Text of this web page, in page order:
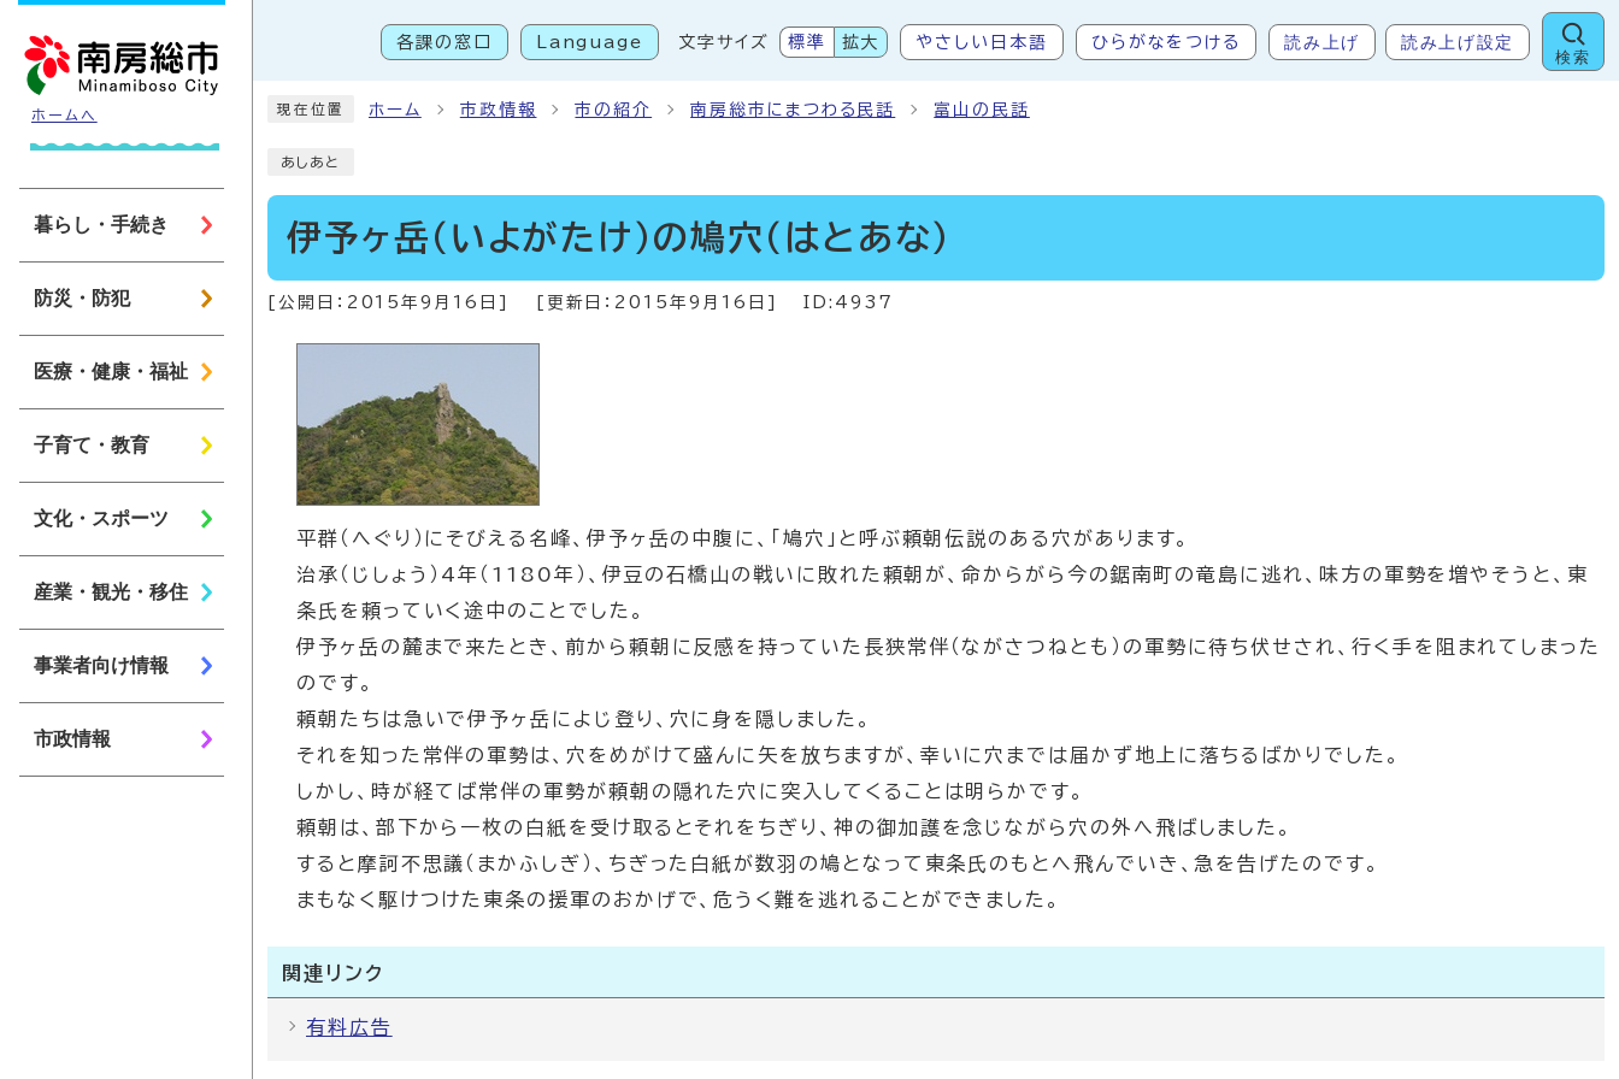
各課の窓口 Language 文字サイズ 標準 拡大 やさしい日本語 ひらがなをつける 読み上げ 読み上げ設定
検索
ホームへ
暮らし・手続き
防災・防犯
医療・健康・福祉
子育て・教育
文化・スポーツ
産業・観光・移住
事業者向け情報
市政情報
現在位置 ホーム 市政情報 市の紹介 南房総市にまつわる民話 富山の民話
あしあと
伊予ヶ岳（いよがたけ）の鳩穴（はとあな）
[公開日： 2015年9月16日 [更新日： 2015年9月16日 ID:4937
平群（へぐり）にそびえる名峰、伊予ヶ岳の中腹に、「鳩穴」と呼ぶ頼朝伝説のある穴があります。
治承（じしょう）4年（1180年）、伊豆の石橋山の戦いに敗れた頼朝が、命からがら今の鋸南町の竜島に逃れ、味方の軍勢を増やそうと、東
条氏を頼っていく途中のことでした。
伊予ヶ岳の麓まで来たとき、前から頼朝に反感を持っていた長狭常伴（ながさつねとも）の軍勢に待ち伏せされ、行く手を阻まれてしまった
のです。
頼朝たちは急いで伊予ヶ岳によじ登り、穴に身を隠しました。
それを知った常伴の軍勢は、穴をめがけて盛んに矢を放ちますが、幸いに穴までは届かず地上に落ちるばかりでした。
しかし、時が経てば常伴の軍勢が頼朝の隠れた穴に突入してくることは明らかです。
頼朝は、部下から一枚の白紙を受け取るとそれをちぎり、神の御加護を念じながら穴の外へ飛ばしました。
すると摩訶不思議（まかふしぎ）、ちぎった白紙が数羽の鳩となって東条氏のもとへ飛んでいき、急を告げたのです。
まもなく駆けつけた東条の援軍のおかげで、危うく難を逃れることができました。
関連リンク
有料広告